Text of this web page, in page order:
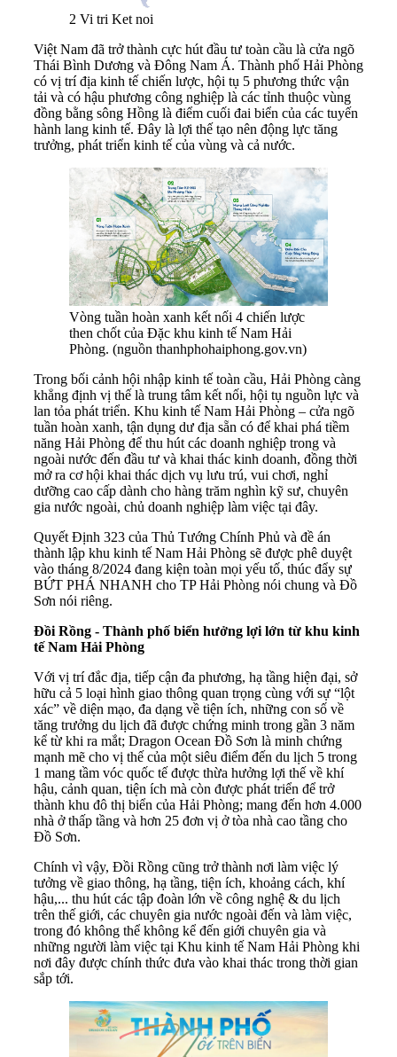
2 Vi tri Ket noi
Việt Nam đã trở thành cực hút đầu tư toàn cầu là cửa ngõ
Thái Bình Dương và Đông Nam Á. Thành phố Hải Phòng
có vị trí địa kinh tế chiến lược, hội tụ 5 phương thức vận
tải và có hậu phương công nghiệp là các tỉnh thuộc vùng
đồng bằng sông Hồng là điểm cuối đai biển của các tuyến
hành lang kinh tế. Đây là lợi thế tạo nên động lực tăng
trưởng, phát triển kinh tế của vùng và cả nước.
Vòng tuần hoàn xanh kết nối 4 chiến lược
then chốt của Đặc khu kinh tế Nam Hải
Phòng. (nguồn thanhphohaiphong.gov.vn)
Trong bối cảnh hội nhập kinh tế toàn cầu, Hải Phòng càng
khẳng định vị thế là trung tâm kết nối, hội tụ nguồn lực và
lan tỏa phát triển. Khu kinh tế Nam Hải Phòng – cửa ngõ
tuần hoàn xanh, tận dụng dư địa sẵn có để khai phá tiềm
năng Hải Phòng để thu hút các doanh nghiệp trong và
ngoài nước đến đầu tư và khai thác kinh doanh, đồng thời
mở ra cơ hội khai thác dịch vụ lưu trú, vui chơi, nghỉ
dưỡng cao cấp dành cho hàng trăm nghìn kỹ sư, chuyên
gia nước ngoài, chủ doanh nghiệp làm việc tại đây.
Quyết Định 323 của Thủ Tướng Chính Phủ và đề án
thành lập khu kinh tế Nam Hải Phòng sẽ được phê duyệt
vào tháng 8/2024 đang kiện toàn mọi yếu tố, thúc đẩy sự
BỨT PHÁ NHANH cho TP Hải Phòng nói chung và Đồ
Sơn nói riêng.
Đồi Rồng - Thành phố biển hưởng lợi lớn từ khu kinh
tế Nam Hải Phòng
Với vị trí đắc địa, tiếp cận đa phương, hạ tầng hiện đại, sở
hữu cả 5 loại hình giao thông quan trọng cùng với sự “lột
xác” về diện mạo, đa dạng về tiện ích, những con số về
tăng trưởng du lịch đã được chứng minh trong gần 3 năm
kể từ khi ra mắt; Dragon Ocean Đồ Sơn là minh chứng
mạnh mẽ cho vị thế của một siêu điểm đến du lịch 5 trong
1 mang tầm vóc quốc tế được thừa hưởng lợi thế về khí
hậu, cảnh quan, tiện ích mà còn được phát triển để trở
thành khu đô thị biển của Hải Phòng; mang đến hơn 4.000
nhà ở thấp tầng và hơn 25 đơn vị ở tòa nhà cao tầng cho
Đồ Sơn.
Chính vì vậy, Đồi Rồng cũng trở thành nơi làm việc lý
tưởng về giao thông, hạ tầng, tiện ích, khoảng cách, khí
hậu,... thu hút các tập đoàn lớn về công nghệ & du lịch
trên thế giới, các chuyên gia nước ngoài đến và làm việc,
trong đó không thể không kể đến giới chuyên gia và
những người làm việc tại Khu kinh tế Nam Hải Phòng khi
nơi đây được chính thức đưa vào khai thác trong thời gian
sắp tới.